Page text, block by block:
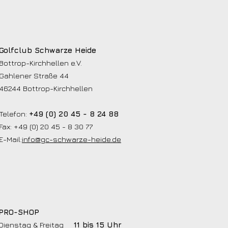
Schwarze Heide
Bottrop-Kirchhellen e.V.
Gahlener Straße 44
46244 Bottrop-Kirchhellen
+49 (0) 20 45 - 8 24 88
Fax: +49 (0) 20 45 - 8 30 77
E-Mail:info@gc-schwarze-heide.de
SHOP
& Freitag 11 bis 15 Uhr